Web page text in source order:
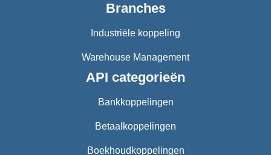
Branches
Industriële koppeling
Warehouse Management
API categorieën
Bankkoppelingen
Betaalkoppelingen
Boekhoudkoppelingen